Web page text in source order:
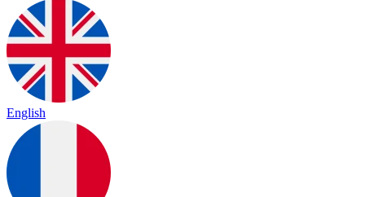
English